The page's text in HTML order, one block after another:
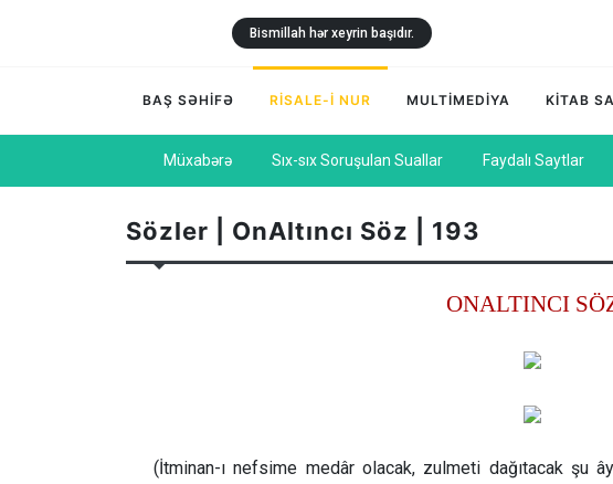
Bismillah hər xeyrin başıdır.
BAŞ SƏHİFƏ RİSALE-İ NUR MULTİMEDİYA KİTAB
Müxabərə Sıx-sıx Soruşulan Suallar Faydalı Saytlar
Sözler | OnAltıncı Söz | 193
ONALTINCI
(İtminan-ı nefsime medâr olacak, zulmeti dağıtacak şu